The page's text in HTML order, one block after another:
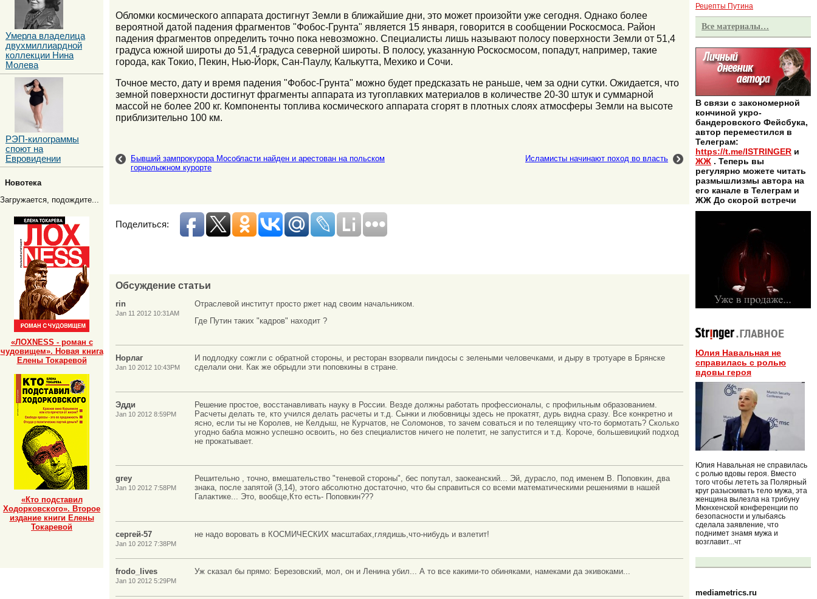
Обломки космического аппарата достигнут Земли в ближайшие дни, это может произойти уже сегодня. Однако более
вероятной датой падения фрагментов "Фобос-Грунта" является 15 января, говорится в сообщении Роскосмоса. Район
падения фрагментов определить точно пока невозможно. Специалисты лишь называют полосу поверхности Земли от 51,4
градуса южной широты до 51,4 градуса северной широты. В полосу, указанную Роскосмосом, попадут, например, такие
города, как Токио, Пекин, Нью-Йорк, Сан-Паулу, Калькутта, Мехико и Сочи.
Точное место, дату и время падения "Фобос-Грунта" можно будет предсказать не раньше, чем за одни сутки. Ожидается, что
земной поверхности достигнут фрагменты аппарата из тугоплавких материалов в количестве 20-30 штук и суммарной
массой не более 200 кг. Компоненты топлива космического аппарата сгорят в плотных слоях атмосферы Земли на высоте
приблизительно 100 км.
Бывший зампрокурора Мособласти найден и арестован на польском
горнолыжном курорте
Исламисты начинают поход во власть
Поделиться:
Обсуждение статьи
rin
Jan 11 2012 10:31AM
Отраслевой институт просто ржет над своим начальником.
Где Путин таких "кадров" находит ?
Норлаг
Jan 10 2012 10:43PM
И подлодку сожгли с обратной стороны, и ресторан взорвали пиндосы с зелеными человечками, и дыру в тротуаре в Брянске
сделали они. Как же обрыдли эти поповкины в стране.
Эдди
Jan 10 2012 8:59PM
Решение простое, восстанавливать науку в России. Везде должны работать профессионалы, с профильным образованием.
Расчеты делать те, кто учился делать расчеты и т.д. Сынки и любовницы здесь не прокатят, дурь видна сразу. Все конкретно и
ясно, если ты не Королев, не Келдыш, не Курчатов, не Соломонов, то зачем соваться и по телеящику что-то бормотать? Сколько
угодно бабла можно успешно освоить, но без специалистов ничего не полетит, не запустится и т.д. Короче, большевицкий подход
не прокатывает.
grey
Jan 10 2012 7:58PM
Решительно , точно, вмешательство "теневой стороны", бес попутал, заокеанский... Эй, дурасло, под именем В. Поповкин, два
знака, после запятой (3,14), этого абсолютно достаточно, что бы справиться со всеми математическими решениями в нашей
Галактике... Это, вообще,Кто есть- Поповкин???
сергей-57
Jan 10 2012 7:38PM
не надо воровать в КОСМИЧЕСКИХ масштабах,глядишь,что-нибудь и взлетит!
frodo_lives
Jan 10 2012 5:29PM
Уж сказал бы прямо: Березовский, мол, он и Ленина убил... А то все какими-то обиняками, намеками да экивоками...
Рецепты Путина
Все материалы…
В связи с закономерной
кончиной укро-
бандеровского Фейсбука,
автор переместился в
Телеграм:
https://t.me/ISTRINGER и
ЖЖ . Теперь вы
регулярно можете читать
размышлизмы автора на
его канале в Телеграм и
ЖЖ До скорой встречи
Юлия Навальная не
справилась с ролью
вдовы героя
Юлия Навальная не справилась
с ролью вдовы героя. Вместо
того чтобы лететь за Полярный
круг разыскивать тело мужа, эта
женщина вылезла на трибуну
Мюнхенской конференции по
безопасности и улыбаясь
сделала заявление, что
поднимет знамя мужа и
возглавит...чт
mediametrics.ru
Умерла владелица
двухмиллиардной
коллекции Нина
Молева
РЭП-килограммы
споют на
Евровидении
Новотека
Загружается, подождите...
«ЛОХNESS - роман с
чудовищем». Новая книга
Елены Токаревой
«Кто подставил
Ходорковского». Второе
издание книги Елены
Токаревой